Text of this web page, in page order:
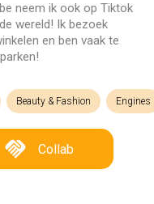
neem ik ook op Tiktok
wereld! Ik bezoek
en ben vaak te
Beauty & Fashion Engines
Collab